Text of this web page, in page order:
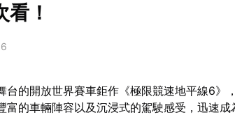
看！
台的開放世界賽車鉅作《極限競速地平線6
富的車輛陣容以及沉浸式的駕駛感受，迅速